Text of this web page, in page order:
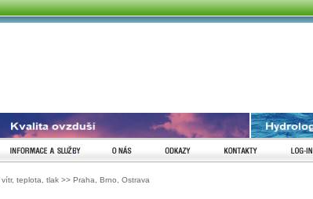
INFORMACE A SLUŽBY O NÁS ODKAZY KONTAKTY LOGIN
teplota, tlak >> Praha, Brno, Ostrava